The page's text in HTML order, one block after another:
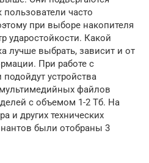
пользователи часто
при выборе накопителя
ударостойкости. Какой
лучше выбрать, зависит и от
При работе с
устройства
файлов
с объемом 1-2 Тб. На
и других технических
были отобраны 3